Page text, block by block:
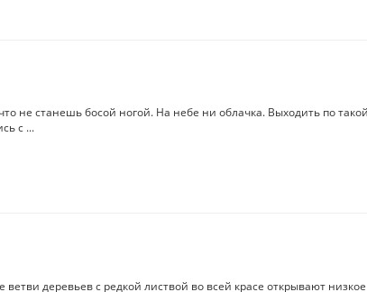
не станешь босой ногой. На небе ни облачка. Выходить по
с ...
деревьев с редкой листвой во всей красе открывают низкое